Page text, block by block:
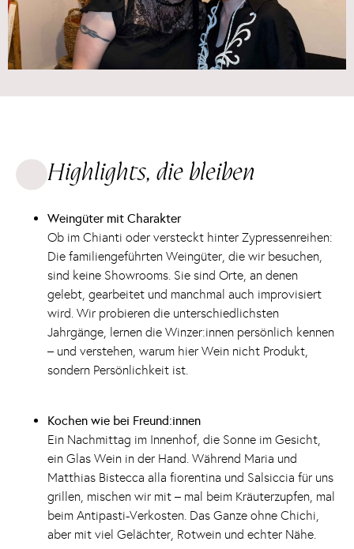
Highlights, die bleiben
Weingüter mit Charakter
Ob im Chianti oder versteckt hinter Zypressenreihen:
Die familiengeführten Weingüter, die wir besuchen,
sind keine Showrooms. Sie sind Orte, an denen
gelebt, gearbeitet und manchmal auch improvisiert
wird. Wir probieren die unterschiedlichsten
Jahrgänge, lernen die Winzer:innen persönlich kennen
– und verstehen, warum hier Wein nicht Produkt,
sondern Persönlichkeit ist.
Kochen wie bei Freund:innen
Ein Nachmittag im Innenhof, die Sonne im Gesicht,
ein Glas Wein in der Hand. Während Maria und
Matthias Bistecca alla fiorentina und Salsiccia für uns
grillen, mischen wir mit – mal beim Kräuterzupfen, mal
beim Antipasti-Verkosten. Das Ganze ohne Chichi,
aber mit viel Gelächter, Rotwein und echter Nähe.